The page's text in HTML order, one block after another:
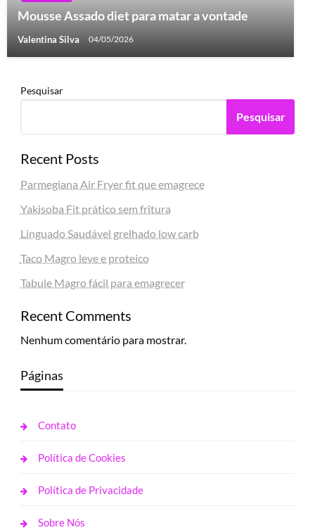
Mousse Assado diet para matar a vontade
Valentina Silva 04/05/2026
Pesquisar
Pesquisar
Recent Posts
Parmegiana Air Fryer fit que emagrece
Yakisoba Fit prático sem fritura
Linguado Saudável grelhado low carb
Taco Magro leve e proteico
Tabule Magro fácil para emagrecer
Recent Comments
Nenhum comentário para mostrar.
Páginas
Contato
Política de Cookies
Política de Privacidade
Sobre Nós